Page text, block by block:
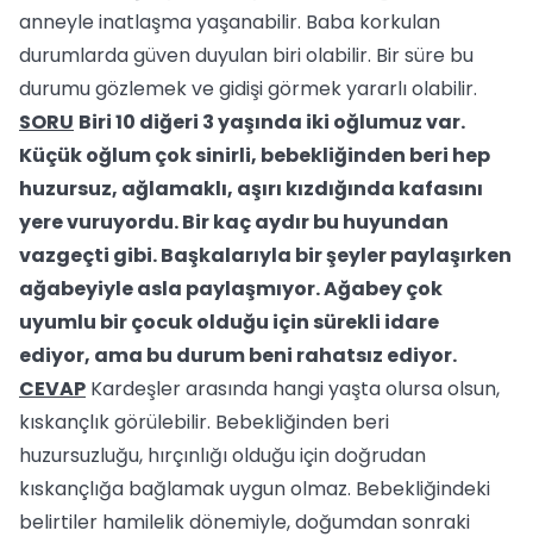
anneyle inatlaşma yaşanabilir. Baba korkulan
durumlarda güven duyulan biri olabilir. Bir süre bu
durumu gözlemek ve gidişi görmek yararlı olabilir.
SORU Biri 10 diğeri 3 yaşında iki oğlumuz var.
Küçük oğlum çok sinirli, bebekliğinden beri hep
huzursuz, ağlamaklı, aşırı kızdığında kafasını
yere vuruyordu. Bir kaç aydır bu huyundan
vazgeçti gibi. Başkalarıyla bir şeyler paylaşırken
ağabeyiyle asla paylaşmıyor. Ağabey çok
uyumlu bir çocuk olduğu için sürekli idare
ediyor, ama bu durum beni rahatsız ediyor.
CEVAP Kardeşler arasında hangi yaşta olursa olsun,
kıskançlık görülebilir. Bebekliğinden beri
huzursuzluğu, hırçınlığı olduğu için doğrudan
kıskançlığa bağlamak uygun olmaz. Bebekliğindeki
belirtiler hamilelik dönemiyle, doğumdan sonraki